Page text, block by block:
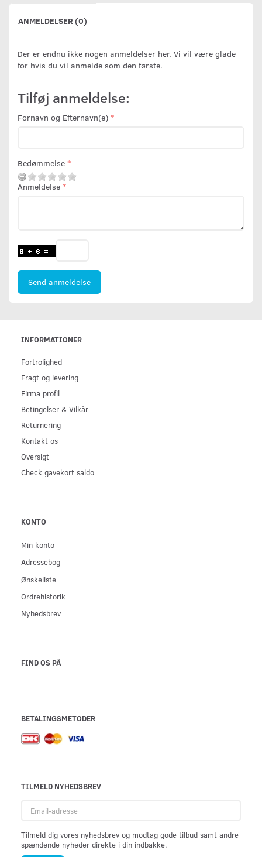
ANMELDELSER (0)
Der er endnu ikke nogen anmeldelser her. Vi vil være glade
for hvis du vil anmelde som den første.
Tilføj anmeldelse:
Fornavn og Efternavn(e)
Bedømmelse
Anmeldelse
Send anmeldelse
INFORMATIONER
Fortrolighed
Fragt og levering
Firma profil
Betingelser & Vilkår
Returnering
Kontakt os
Oversigt
Check gavekort saldo
KONTO
Min konto
Adressebog
Ønskeliste
Ordrehistorik
Nyhedsbrev
FIND OS PÅ
BETALINGSMETODER
TILMELD NYHEDSBREV
adresse
Tilmeld dig vores nyhedsbrev og modtag gode tilbud samt andre
spændende nyheder direkte i din indbakke.